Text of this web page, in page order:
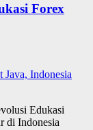
Forex
Indonesia
Edukasi
di Indonesia